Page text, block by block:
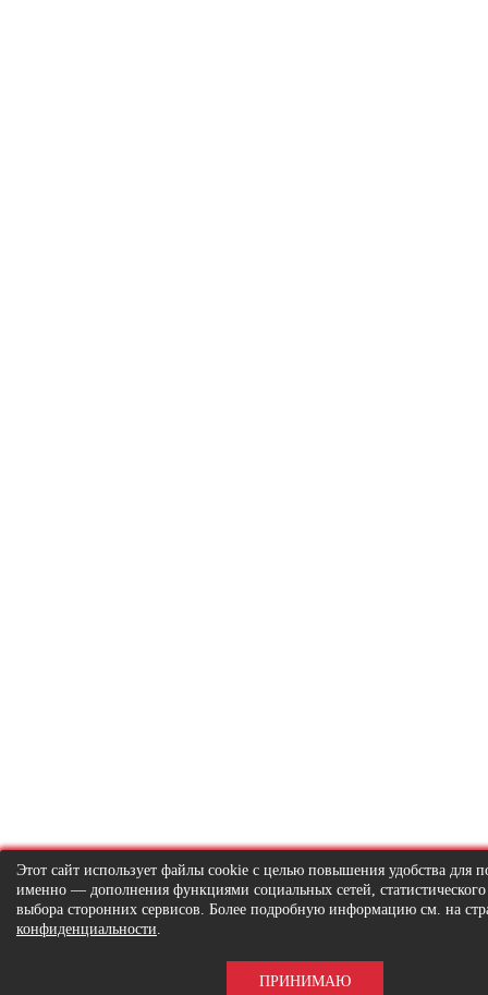
Этот сайт использует файлы cookie с целью повышения удобства для
именно — дополнения функциями социальных сетей, статистического
выбора сторонних сервисов. Более подробную информацию см. на
конфиденциальности.
ПРИНИМАЮ